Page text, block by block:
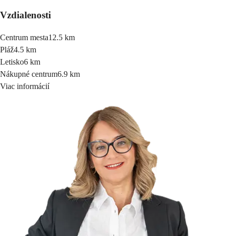
Vzdialenosti
Centrum mesta12.5 km
Pláž4.5 km
Letisko6 km
Nákupné centrum6.9 km
Viac informácií